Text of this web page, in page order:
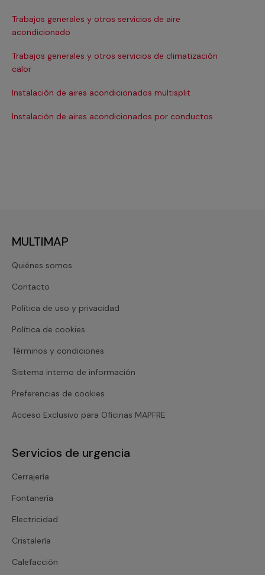
Trabajos generales y otros servicios de aire
acondicionado
Trabajos generales y otros servicios de climatización
calor
Instalación de aires acondicionados multisplit
Instalación de aires acondicionados por conductos
MULTIMAP
Quiénes somos
Contacto
Política de uso y privacidad
Política de cookies
Términos y condiciones
Sistema interno de información
Preferencias de cookies
Acceso Exclusivo para Oficinas MAPFRE
Servicios de urgencia
Cerrajería
Fontanería
Electricidad
Cristalería
Calefacción